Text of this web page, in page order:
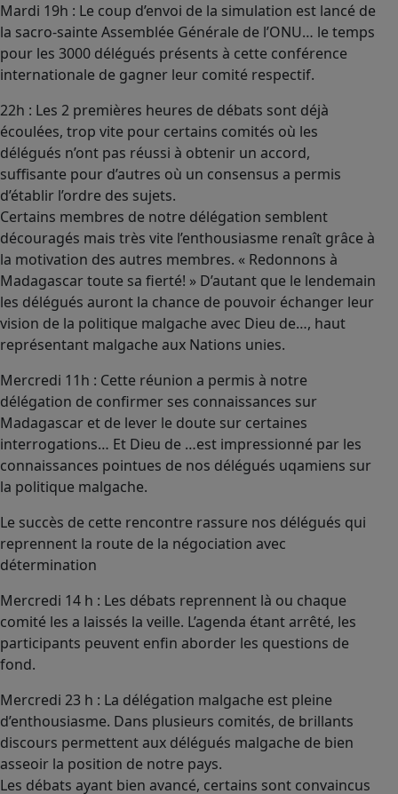
Mardi 19h : Le coup d’envoi de la simulation est lancé de
la sacro-sainte Assemblée Générale de l’ONU… le temps
pour les 3000 délégués présents à cette conférence
internationale de gagner leur comité respectif.
22h : Les 2 premières heures de débats sont déjà
écoulées, trop vite pour certains comités où les
délégués n’ont pas réussi à obtenir un accord,
suffisante pour d’autres où un consensus a permis
d’établir l’ordre des sujets.
Certains membres de notre délégation semblent
découragés mais très vite l’enthousiasme renaît grâce à
la motivation des autres membres. « Redonnons à
Madagascar toute sa fierté! » D’autant que le lendemain
les délégués auront la chance de pouvoir échanger leur
vision de la politique malgache avec Dieu de…, haut
représentant malgache aux Nations unies.
Mercredi 11h : Cette réunion a permis à notre
délégation de confirmer ses connaissances sur
Madagascar et de lever le doute sur certaines
interrogations… Et Dieu de …est impressionné par les
connaissances pointues de nos délégués uqamiens sur
la politique malgache.
Le succès de cette rencontre rassure nos délégués qui
reprennent la route de la négociation avec
détermination
Mercredi 14 h : Les débats reprennent là ou chaque
comité les a laissés la veille. L’agenda étant arrêté, les
participants peuvent enfin aborder les questions de
fond.
Mercredi 23 h : La délégation malgache est pleine
d’enthousiasme. Dans plusieurs comités, de brillants
discours permettent aux délégués malgache de bien
asseoir la position de notre pays.
Les débats ayant bien avancé, certains sont convaincus